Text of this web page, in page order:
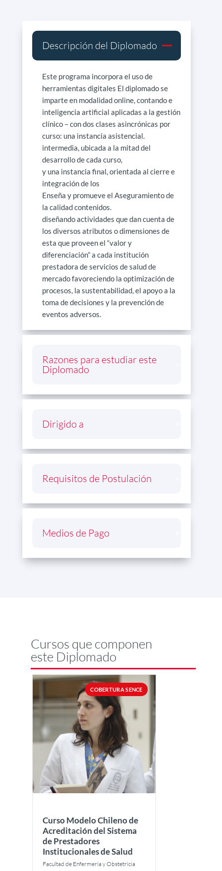
Descripción del Diplomado
Este programa incorpora el uso de
herramientas digitales El diplomado se
imparte en modalidad online, contando e
inteligencia artificial aplicadas a la gestión
clínico – con dos clases asincrónicas por
curso: una instancia asistencial.
intermedia, ubicada a la mitad del
desarrollo de cada curso,
y una instancia final, orientada al cierre e
integración de los
Enseña y promueve el Aseguramiento de
la calidad contenidos.
diseñando actividades que dan cuenta de
los diversos atributos o dimensiones de
esta que proveen el “valor y
diferenciación” a cada institución
prestadora de servicios de salud de
mercado favoreciendo la optimización de
procesos, la sustentabilidad, el apoyo a la
toma de decisiones y la prevención de
eventos adversos.
Razones para estudiar este
Diplomado
Dirigido a
Requisitos de Postulación
Medios de Pago
Cursos que componen
este Diplomado
COBERTURA SENCE
Curso Modelo Chileno de
Acreditación del Sistema
de Prestadores
Institucionales de Salud
Facultad de Enfermería y Obstetricia